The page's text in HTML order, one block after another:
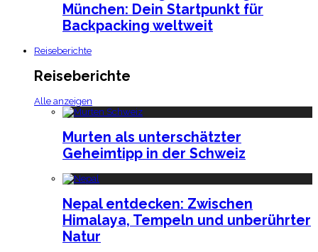
München: Dein Startpunkt für
Backpacking weltweit
Reiseberichte
Reiseberichte
Alle anzeigen
Murten als unterschätzter
Geheimtipp in der Schweiz
Nepal entdecken: Zwischen
Himalaya, Tempeln und unberührter
Natur